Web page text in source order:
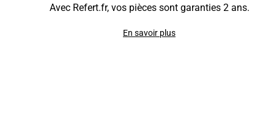
Avec Refert.fr, vos pièces sont garanties 2 ans.
En savoir plus